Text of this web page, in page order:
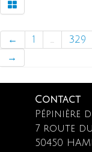
← 1 ... 329
→
Contact
Pépinière
7 route
50450